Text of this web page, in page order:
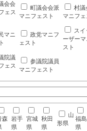
会会
ェス
町議会会派
マニフェスト
村議
マニフェ
マニ
政党マニフ
ェスト
スイ
ーザー
スト
院議
ェス
参議院議員
マニフェスト
森 岩手
県
宮城
県
秋田
県
山
形県
福島
県